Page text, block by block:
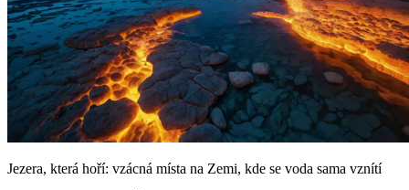
Jezera, která hoří: vzácná místa na Zemi, kde se voda sama vznítí